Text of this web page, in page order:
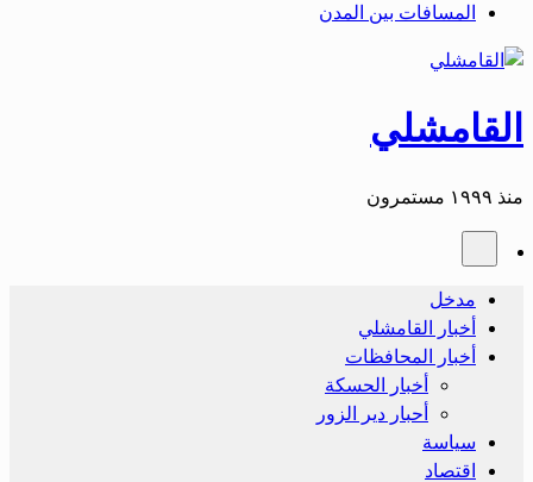
المسافات بين المدن
القامشلي
منذ ١٩٩٩ مستمرون
مدخل
أخبار القامشلي
أخبار المحافظات
أخبار الحسكة
أحبار دير الزور
سياسة
اقتصاد